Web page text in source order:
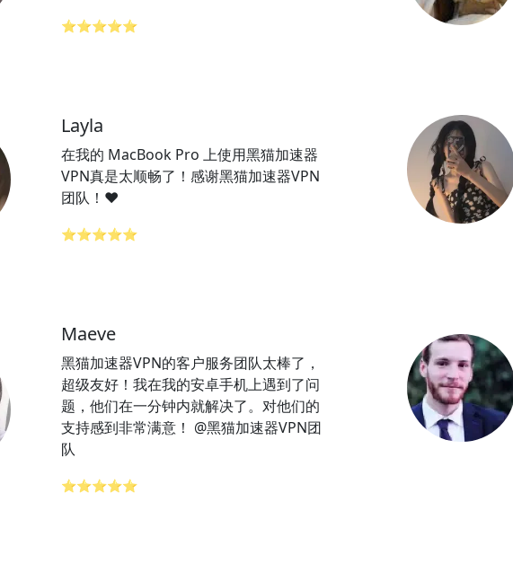
⭐⭐⭐⭐⭐
Layla
在我的 MacBook Pro 上使用黑猫加速器
VPN真是太顺畅了！感谢黑猫加速器VPN
团队！❤️
⭐⭐⭐⭐⭐
Maeve
黑猫加速器VPN的客户服务团队太棒了，
超级友好！我在我的安卓手机上遇到了问
题，他们在一分钟内就解决了。对他们的
支持感到非常满意！ @黑猫加速器VPN团
队
⭐⭐⭐⭐⭐